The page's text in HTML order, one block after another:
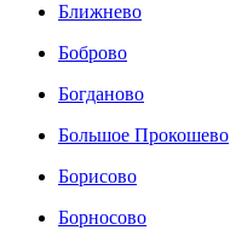
Ближнево
Боброво
Богданово
Большое Прокошево
Борисово
Борносово